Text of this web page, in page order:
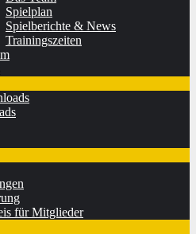
Spielplan
Spielberichte & News
Trainingszeiten
für Mitglieder